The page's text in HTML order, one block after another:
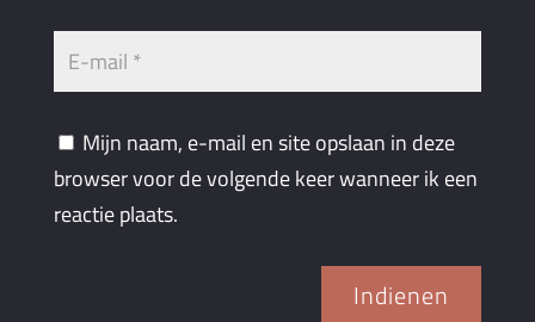
Mijn naam, e-mail en site opslaan in deze
browser voor de volgende keer wanneer ik een
reactie plaats.
Indienen